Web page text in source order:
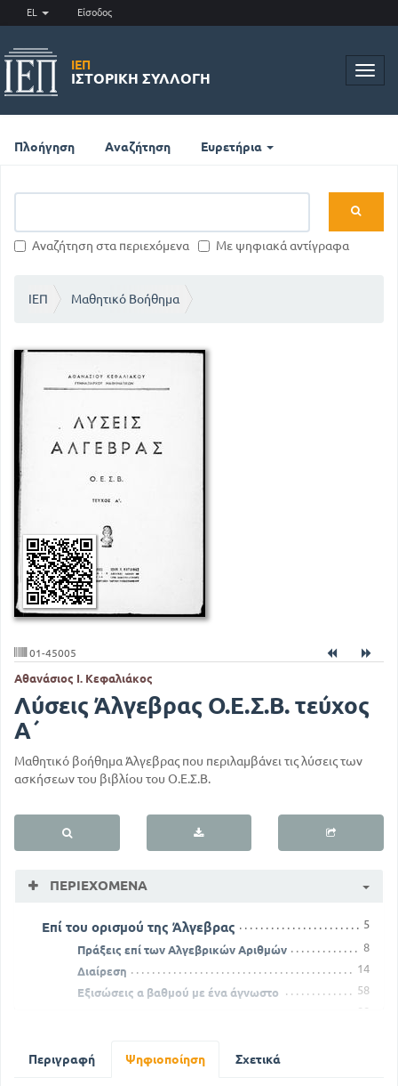
EL Είσοδος
ΙΕΠ
ΙΣΤΟΡΙΚΉ ΣΥΛΛΟΓΉ
Πλοήγηση Αναζήτηση Ευρετήρια
Αναζήτηση στα περιεχόμενα Με ψηφιακά αντίγραφα
ΙΕΠ Μαθητικό Βοήθημα
01-45005
Αθανάσιος Ι. Κεφαλιάκος
Λύσεις Άλγεβρας Ο.Ε.Σ.Β. τεύχος
Α΄
Μαθητικό βοήθημα Άλγεβρας που περιλαμβάνει τις λύσεις των
ασκήσεων του βιβλίου του Ο.Ε.Σ.Β.
ΠΕΡΙΕΧΌΜΕΝΑ
Επί του ορισμού της Άλγεβρας 5
Πράξεις επί των Αλγεβρικών Αριθμών
8
Διαίρεση
14
Εξισώσεις α βαθμού με ένα άγνωστο
58
88
Περί ασυμμέτρων αριθμών
Περιγραφή Ψηφιοποίηση Σχετικά